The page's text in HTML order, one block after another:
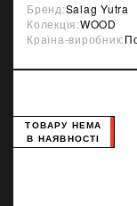
Бренд:Salag Yutra
Колекція:WOOD
Країна-виробник:
ТОВАРУ НЕМА
В НАЯВНОСТІ